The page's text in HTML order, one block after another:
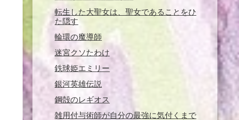
転生した大聖女は、聖女であることをひ
た隠す
輪環の魔導師
迷宮クソたわけ
鉄球姫エミリー
銀河英雄伝説
鋼殻のレギオス
雑用付与術師が自分の最強に気付くまで